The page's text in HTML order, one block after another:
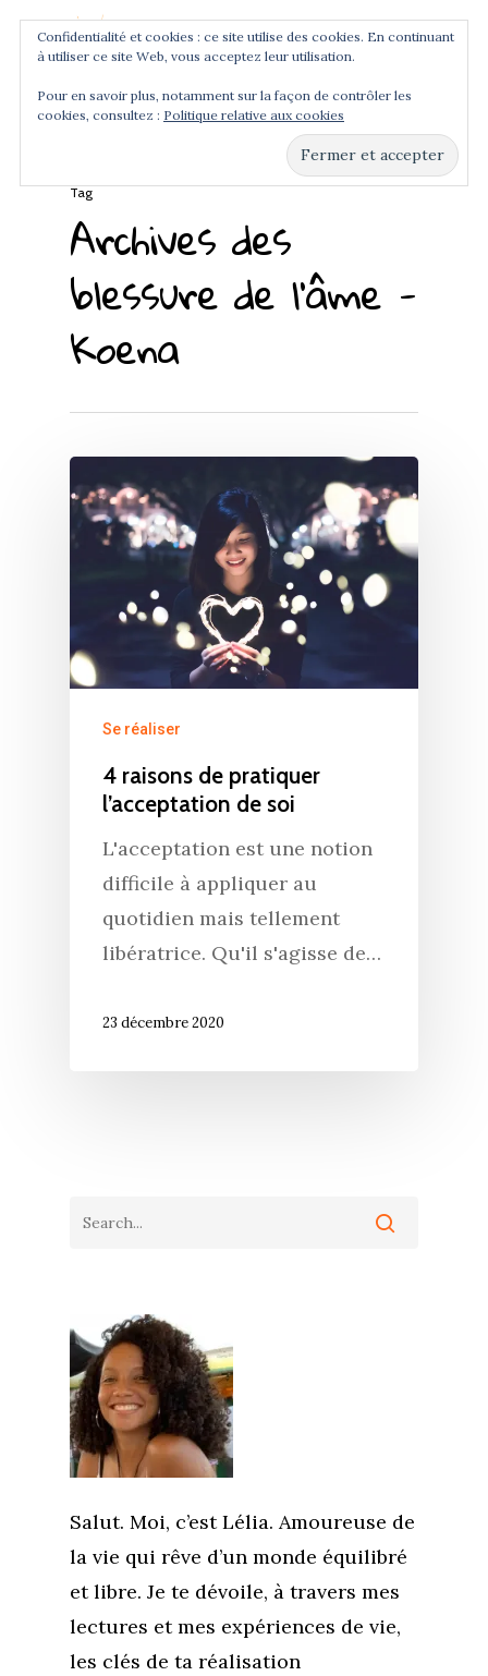
Hit enter to search or ESC to close
Tag
Archives des
blessure de l'âme -
Koena
Se réaliser
4 raisons de pratiquer
l’acceptation de soi
L'acceptation est une notion
difficile à appliquer au
quotidien mais tellement
libératrice. Qu'il s'agisse de…
23 décembre 2020
Salut. Moi, c’est Lélia. Amoureuse de
la vie qui rêve d’un monde équilibré
et libre. Je te dévoile, à travers mes
lectures et mes expériences de vie,
les clés de ta réalisation
Confidentialité et cookies : ce site utilise des cookies. En continuant
à utiliser ce site Web, vous acceptez leur utilisation.
Pour en savoir plus, notamment sur la façon de contrôler les
cookies, consultez : Politique relative aux cookies